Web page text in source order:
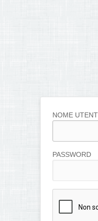
NOME
PASSWORD